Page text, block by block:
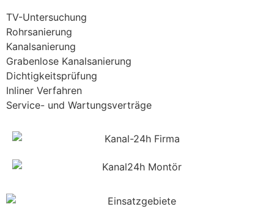
TV-Untersuchung
Rohrsanierung
Kanalsanierung
Grabenlose Kanalsanierung
Dichtigkeitsprüfung
Inliner Verfahren
Service- und Wartungsverträge